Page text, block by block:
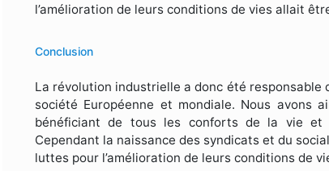
l’amélioration de leurs conditions de vies allait
Conclusion
La révolution industrielle a donc été responsable
société Européenne et mondiale. Nous avons
bénéficiant de tous les conforts de la vie et
Cependant la naissance des syndicats et du
luttes pour l’amélioration de leurs conditions de